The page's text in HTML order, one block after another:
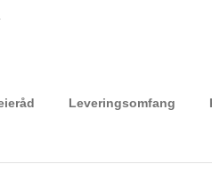
Leveringsomfang